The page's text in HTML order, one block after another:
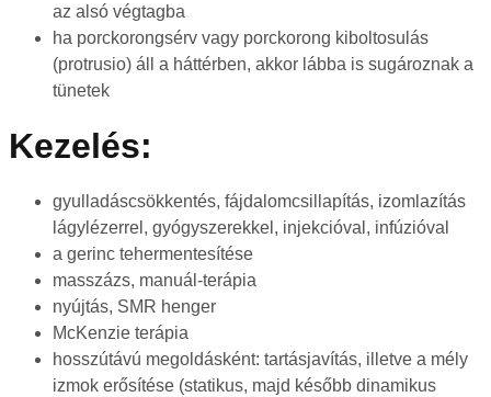
az alsó végtagba
ha porckorongsérv vagy porckorong kiboltosulás
(protrusio) áll a háttérben, akkor lábba is sugároznak a
tünetek
Kezelés:
gyulladáscsökkentés, fájdalomcsillapítás, izomlazítás
lágylézerrel, gyógyszerekkel, injekcióval, infúzióval
a gerinc tehermentesítése
masszázs, manuál-terápia
nyújtás, SMR henger
McKenzie terápia
hosszútávú megoldásként: tartásjavítás, illetve a mély
izmok erősítése (statikus, majd később dinamikus